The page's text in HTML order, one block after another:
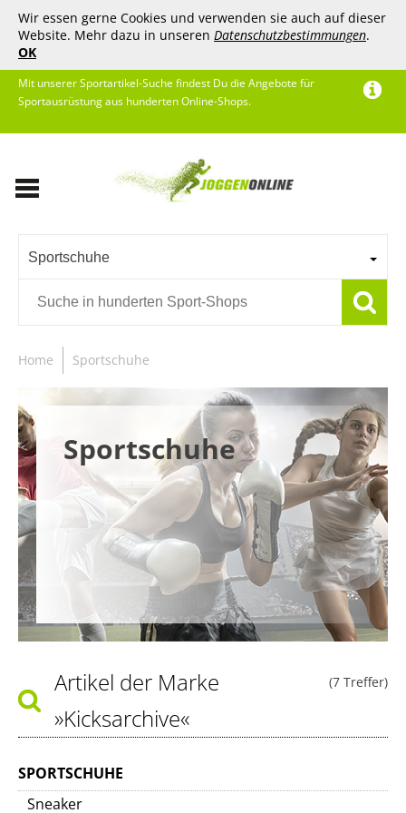
Wir essen gerne Cookies und verwenden sie auch auf dieser
Website. Mehr dazu in unseren Datenschutzbestimmungen.
OK
Mit unserer Sportartikel-Suche findest Du die Angebote für
Sportausrüstung aus hunderten Online-Shops.
Sportschuhe
Home Sportschuhe
Sportschuhe
(7 Treffer)
Artikel der Marke
»Kicksarchive«
SPORTSCHUHE
Sneaker